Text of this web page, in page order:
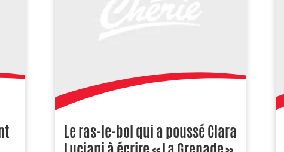
Le ras-le-bol qui a poussé Clara